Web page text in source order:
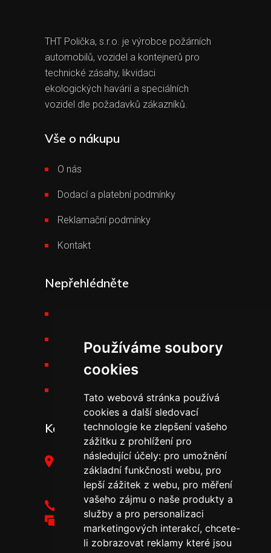
Používáme soubory
cookies
Tato webová stránka používá
cookies a další sledovací
technologie ke zlepšení vašeho
zážitku z prohlížení pro
následující účely: pro umožnění
základní funkčnosti webu, pro
lepší zážitek z webu, pro měření
vašeho zájmu o naše produkty a
služby a pro personalizaci
marketingových interakcí, chcete-
li zobrazovat reklamy které jsou
THT Polička, s.r.o. je výrobce požárních
automobilů, vozidel a kontejnerů pro
technické zásahy, likvidaci
ekologických havárií a speciálních
vozidel dle požadavků zákazníků.
Vše o nákupu
O nás
Dodací a platební podmínky
Reklamační podmínky
Kontakt
Nepřehlédněte
Výšková technika
Kariéra v THT
Kontakt
THT Polička, s.r.o.,
Starohradská 316,
572 01 Polička
+420 461 755 111
tht@tht.cz